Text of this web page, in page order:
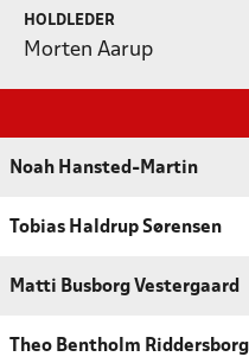
HOLDLEDER
Morten Aarup
Noah Hansted-Martin
Tobias Haldrup Sørensen
Matti Busborg Vestergaard
Theo Bentholm Riddersborg